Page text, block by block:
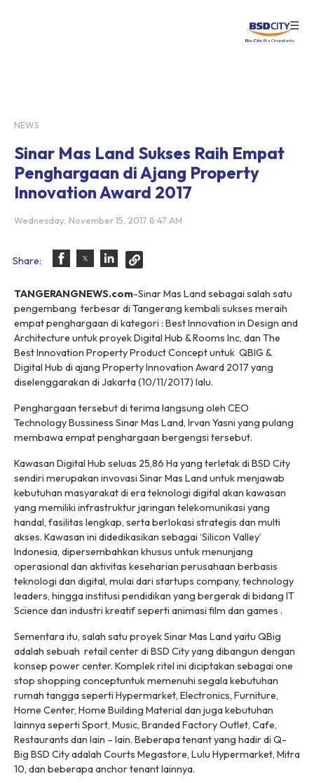
☰
NEWS
Sinar Mas Land Sukses Raih Empat
Penghargaan di Ajang Property
Innovation Award 2017
Wednesday, November 15, 2017 8:47 AM
Share:
TANGERANGNEWS.com-Sinar Mas Land sebagai salah satu
pengembang terbesar di Tangerang kembali sukses meraih
empat penghargaan di kategori : Best Innovation in Design and
Architecture untuk proyek Digital Hub & Rooms Inc, dan The
Best Innovation Property Product Concept untuk QBIG &
Digital Hub di ajang Property Innovation Award 2017 yang
diselenggarakan di Jakarta (10/11/2017) lalu.
Penghargaan tersebut di terima langsung oleh CEO
Technology Bussiness Sinar Mas Land, Irvan Yasni yang pulang
membawa empat penghargaan bergengsi tersebut.
Kawasan Digital Hub seluas 25,86 Ha yang terletak di BSD City
sendiri merupakan invovasi Sinar Mas Land untuk menjawab
kebutuhan masyarakat di era teknologi digital akan kawasan
yang memiliki infrastruktur jaringan telekomunikasi yang
handal, fasilitas lengkap, serta berlokasi strategis dan multi
akses. Kawasan ini didedikasikan sebagai ‘Silicon Valley’
Indonesia, dipersembahkan khusus untuk menunjang
operasional dan aktivitas keseharian perusahaan berbasis
teknologi dan digital, mulai dari startups company, technology
leaders, hingga institusi pendidikan yang bergerak di bidang IT
Science dan industri kreatif seperti animasi film dan games .
Sementara itu, salah satu proyek Sinar Mas Land yaitu QBig
adalah sebuah retail center di BSD City yang dibangun dengan
konsep power center. Komplek ritel ini diciptakan sebagai one
stop shopping conceptuntuk memenuhi segala kebutuhan
rumah tangga seperti Hypermarket, Electronics, Furniture,
Home Center, Home Building Material dan juga kebutuhan
lainnya seperti Sport, Music, Branded Factory Outlet, Cafe,
Restaurants dan lain – lain. Beberapa tenant yang hadir di Q-
Big BSD City adalah Courts Megastore, Lulu Hypermarket, Mitra
10, dan beberapa anchor tenant lainnya.